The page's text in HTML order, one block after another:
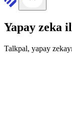
Yapay zeka
Talkpal, yapay